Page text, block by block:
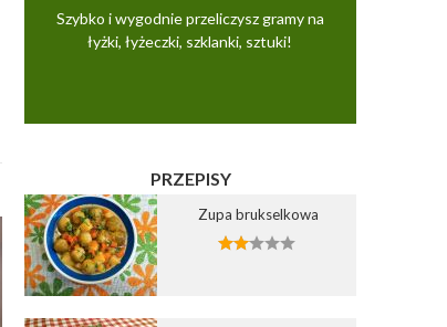
Szybko i wygodnie przeliczysz gramy na
łyżki, łyżeczki, szklanki, sztuki!
PRZEPISY
Zupa brukselkowa